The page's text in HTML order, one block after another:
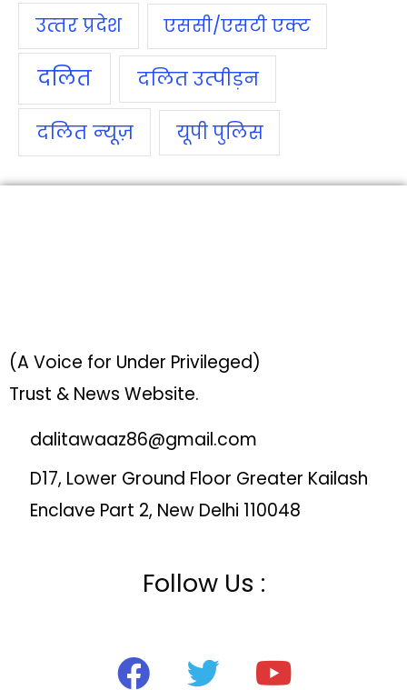
उत्‍तर प्रदेश एससी/एसटी एक्‍ट
दलित दलित उत्‍पीड़न
दलित न्‍यूज़ यूपी पुलिस
(A Voice for Under Privileged)
Trust & News Website.
dalitawaaz86@gmail.com
D17, Lower Ground Floor Greater Kailash
Enclave Part 2, New Delhi 110048
Follow Us :